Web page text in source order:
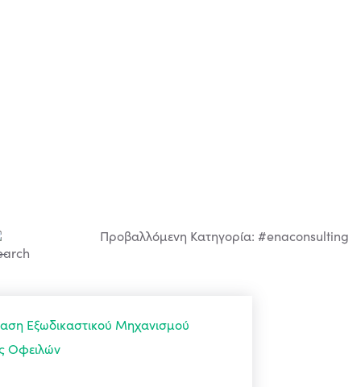
Προβαλλόμενη Κατηγορία: #enaconsulting